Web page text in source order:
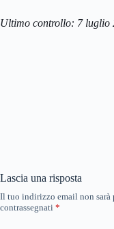
Ultimo controllo: 7 luglio
Lascia una risposta
Il tuo indirizzo email non sarà
contrassegnati *